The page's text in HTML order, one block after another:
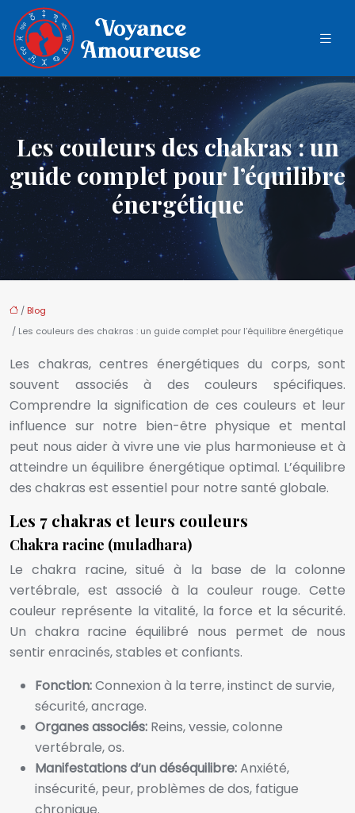
Les couleurs des chakras : un
guide complet pour l’équilibre
énergétique
/ Blog
/ Les couleurs des chakras : un guide complet pour l’équilibre énergétique
Les chakras, centres énergétiques du corps, sont
souvent associés à des couleurs spécifiques.
Comprendre la signification de ces couleurs et leur
influence sur notre bien-être physique et mental
peut nous aider à vivre une vie plus harmonieuse et à
atteindre un équilibre énergétique optimal. L’équilibre
des chakras est essentiel pour notre santé globale.
Les 7 chakras et leurs couleurs
Chakra racine (muladhara)
Le chakra racine, situé à la base de la colonne
vertébrale, est associé à la couleur rouge. Cette
couleur représente la vitalité, la force et la sécurité.
Un chakra racine équilibré nous permet de nous
sentir enracinés, stables et confiants.
Fonction:Connexion à la terre, instinct de survie,
sécurité, ancrage.
Organes associés: Reins, vessie, colonne
vertébrale, os.
Manifestations d’un déséquilibre:Anxiété,
insécurité, peur, problèmes de dos, fatigue